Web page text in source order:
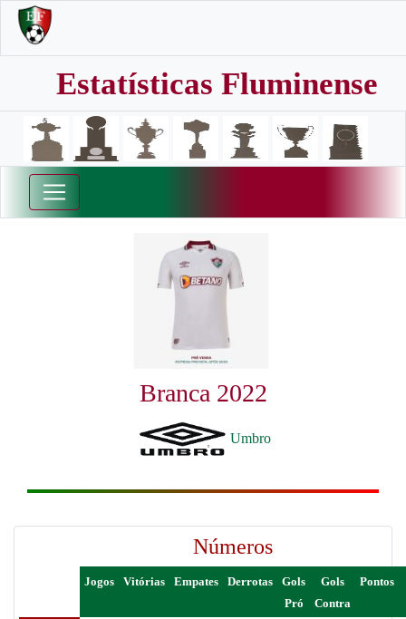
Estatísticas Fluminense
Branca 2022
Umbro
Números
Jogos Vitórias Empates Derrotas
Gols
Pró
Gols
Contra
Pontos